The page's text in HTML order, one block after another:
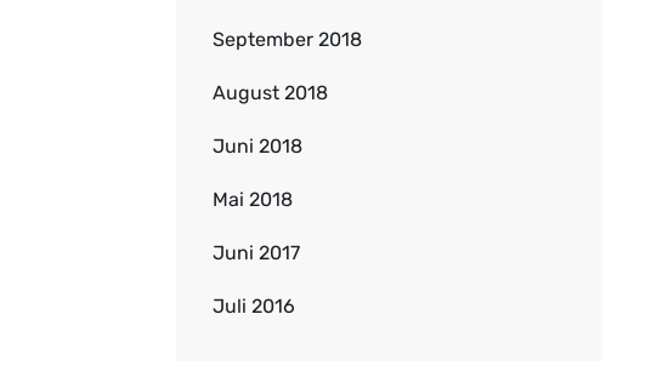
September 2018
August 2018
Juni 2018
Mai 2018
Juni 2017
Juli 2016